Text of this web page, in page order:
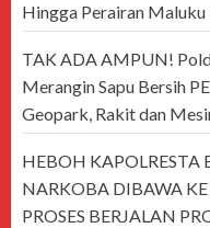
Hingga Perairan
TAK ADA AMPUN!
Merangin Sapu Bersih
Geopark, Rakit dan
HEBOH KAPOLRESTA
NARKOBA DIBAWA
PROSES BERJALAN